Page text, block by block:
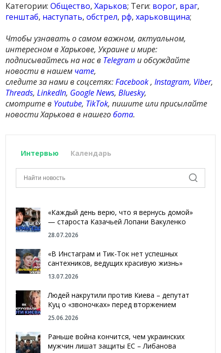
Категории:Общество,Харьков; Теги: ворог, враг,
генштаб, наступать,обстрел, рф,харьковщина;
Чтобы узнавать о самом важном, актуальном,
интересном в Харькове, Украине и мире:
подписывайтесь на нас в Telegram и обсуждайте
новости в нашем чате,
следите за нами в соцсетях:Facebook,Instagram, Viber,
Threads,LinkedIn, Google News,Bluesky,
смотрите в Youtube, TikTok, пишите или присылайте
новости Харькова в нашегобота.
Интервью Календарь
«Каждый день верю, что я вернусь домой»
— староста Казачьей Лопани Вакуленко
28.07.2026
«В Инстаграм и Тик-Ток нет успешных
сантехников, ведущих красивую жизнь»
13.07.2026
Людей накрутили против Киева – депутат
Куц о «звоночках» перед вторжением
25.06.2026
Раньше война кончится, чем украинских
мужчин лишат защиты ЕС – Либанова